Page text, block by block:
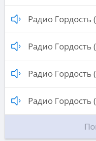
Радио Гордость
Радио Гордость
Радио Гордость
Радио Гордость